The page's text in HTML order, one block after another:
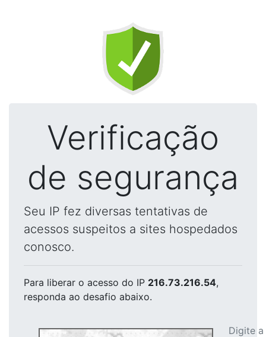
Verificação
de segurança
Seu IP fez diversas tentativas de
acessos suspeitos a sites hospedados
conosco.
Para liberar o acesso do IP 216.73.216.54,
responda ao desafio abaixo.
Digite